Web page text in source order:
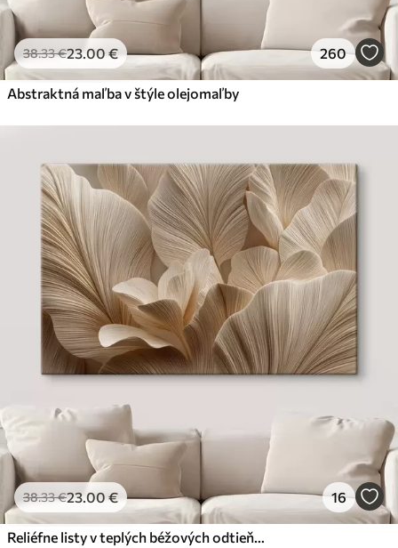
38.33€23.00€ 260
Abstraktná maľba v štýle olejomaľby
38.33€23.00€ 16
Reliéfne listy v teplých béžových odtieňoch